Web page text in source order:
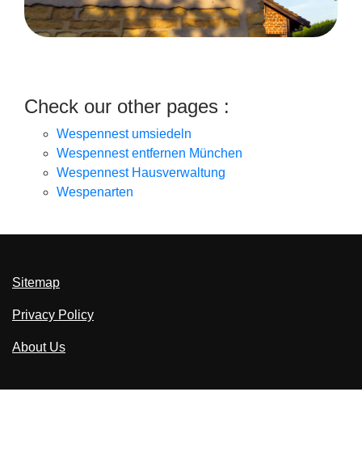
Check our other pages :
Wespennest umsiedeln
Wespennest entfernen München
Wespennest Hausverwaltung
Wespenarten
Sitemap
Privacy Policy
About Us